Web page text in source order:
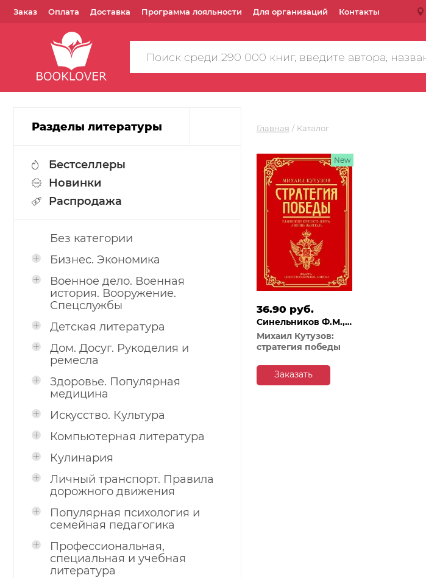
Заказ Оплата Доставка Программа лояльности Для организаций Контакты
Поиск
по
Разделы литературы
Бестселлеры
Новинки
Распродажа
Без категории
Бизнес. Экономика
Военное дело. Военная
история. Вооружение.
Спецслужбы
Детская литература
Дом. Досуг. Рукоделия и
ремесла
Здоровье. Популярная
медицина
Искусство. Культура
Компьютерная литература
Кулинария
Личный транспорт. Правила
дорожного движения
Популярная психология и
семейная педагогика
Профессиональная,
специальная и учебная
литература
Главная Каталог
36.90 руб.
Синельников Ф.М.,
Калугин Г.А.
Михаил Кутузов:
стратегия победы
New
Заказать